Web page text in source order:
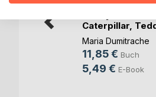
Caterpillar,
und Raupe
Maria Dumitrache
11,85 € Buch
5,49 € E-Book